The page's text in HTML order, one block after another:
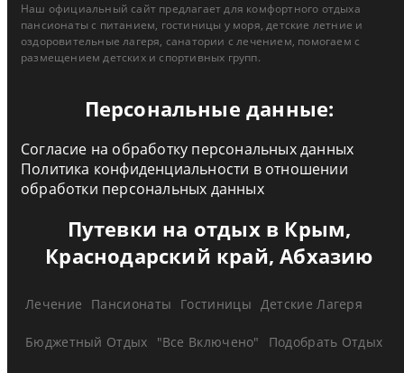
Наш официальный сайт предлагает для комфортного отдыха
пансионаты с питанием, гостиницы у моря, детские летние и
оздоровительные лагеря, санатории с лечением, помогаем с
размещением детских и спортивных групп.
Персональные данные:
Согласие на обработку персональных данных
Политика конфиденциальности в отношении
обработки персональных данных
Путевки на отдых в Крым,
Краснодарский край, Абхазию
Лечение Пансионаты Гостиницы Детские Лагеря
Бюджетный Отдых "Все Включено" Подобрать Отдых